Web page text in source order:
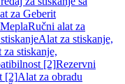
za Geberit
Ručni alat za
Alat za stiskanje,
stiskanje,
[2]Rezervni
[2]Alat za obradu